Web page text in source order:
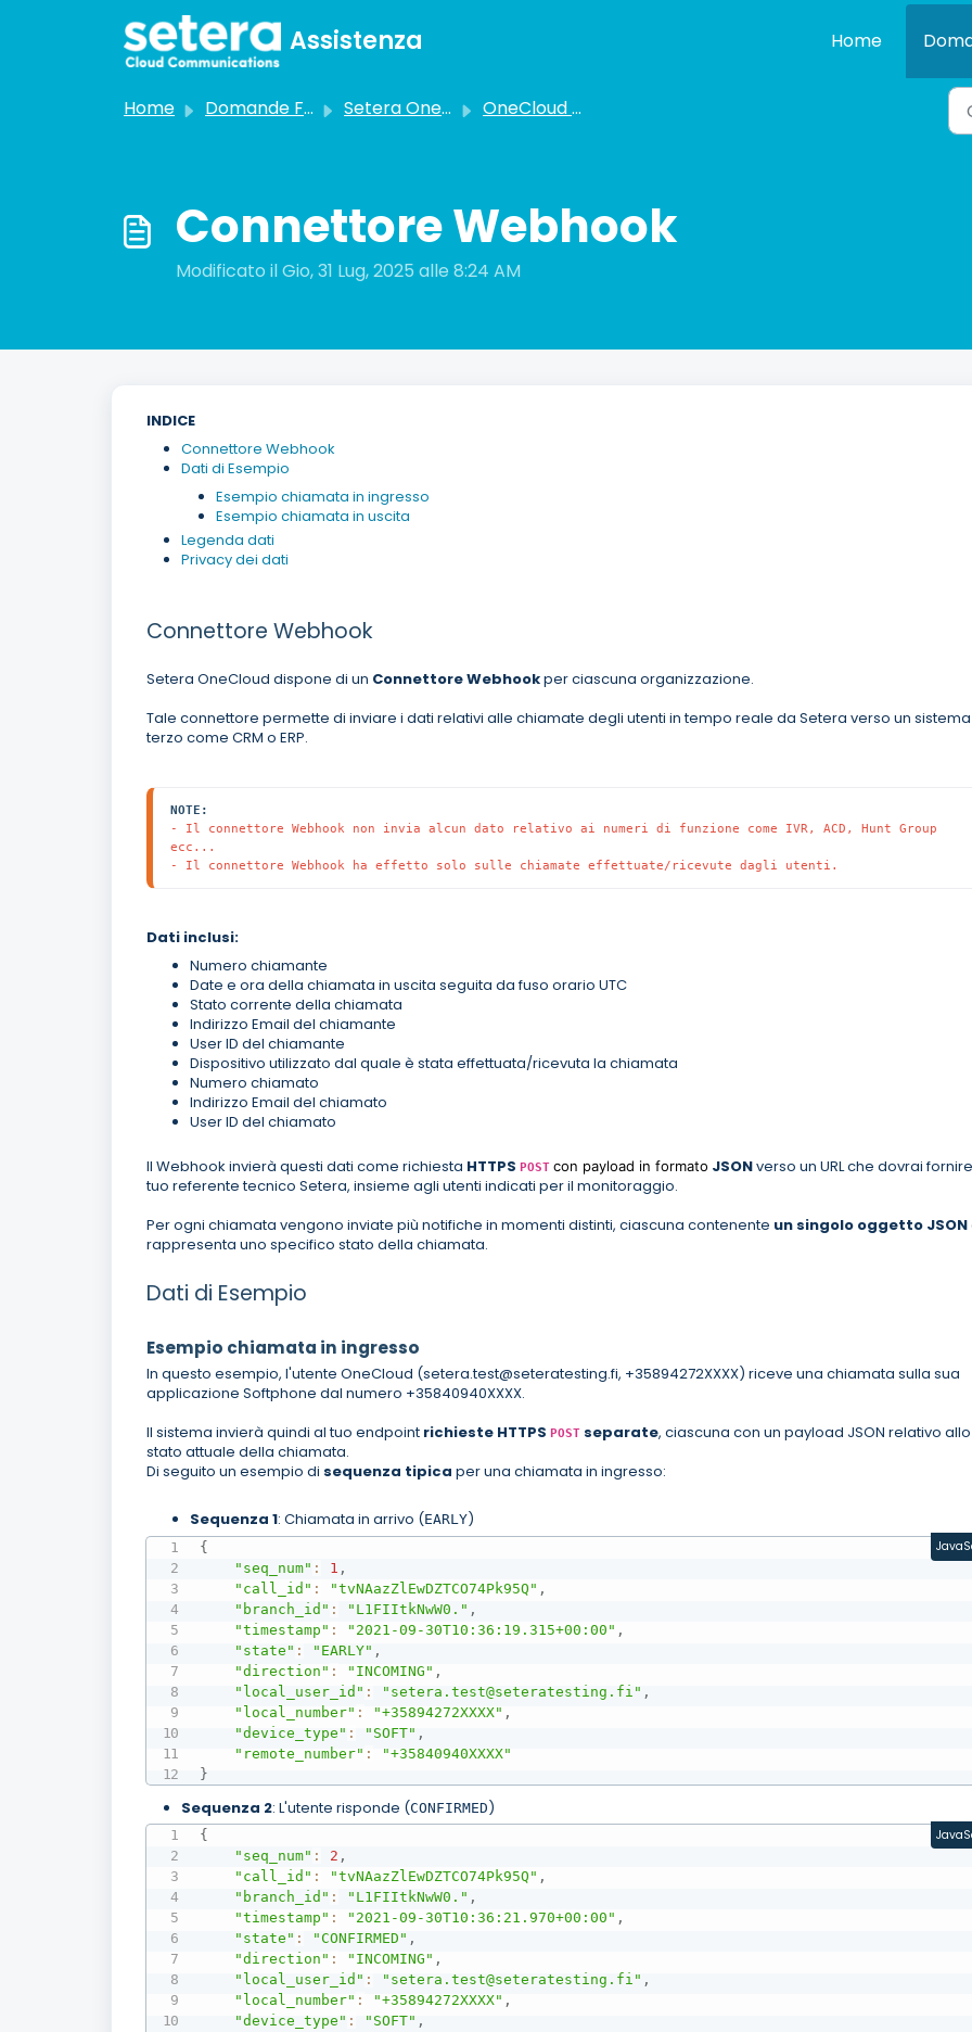
Salta al contenuto principale
Assistenza Home
Home Domande Frequenti (FAQ) Setera OneCloud OneCloud API
Connettore Webhook
Modificato il Gio, 31 Lug, 2025 alle 8:24 AM
INDICE
Connettore Webhook
Dati di Esempio
Esempio chiamata in ingresso
Esempio chiamata in uscita
Legenda dati
Privacy dei dati
Connettore Webhook
Setera OneCloud dispone di un Connettore Webhookper ciascuna organizzazione.
Tale connettore permette di inviare i dati relativi alle chiamate degli utenti in tempo reale da Setera verso un sistema
terzo come CRM o ERP.
NOTE:
- Il connettore Webhook non invia alcun dato relativo ai numeri di funzione come IVR, ACD, Hunt Group
ecc...
- Il connettore Webhook ha effetto solo sulle chiamate effettuate/ricevute dagli utenti.
Dati inclusi:
Numero chiamante
Date e ora della chiamata in uscita seguita da fuso orario UTC
Stato corrente della chiamata
Indirizzo Email del chiamante
User ID del chiamante
Dispositivo utilizzato dal quale è stata effettuata/ricevuta la chiamata
Numero chiamato
Indirizzo Email del chiamato
User ID del chiamato
Il Webhook invierà questi dati come richiesta HTTPS POST con payload in formato JSONverso un URL che dovrai
tuo referente tecnico Setera, insieme agli utenti indicati per il monitoraggio.
Per ogni chiamata vengono inviate più notifiche in momenti distinti, ciascuna contenente un singolo oggetto JSON
rappresenta uno specifico stato della chiamata.
Dati di Esempio
Esempio chiamata in ingresso
In questo esempio, l'utente OneCloud (setera.test@seteratesting.fi, +35894272XXXX) riceve una chiamata sulla sua
applicazione Softphone dal numero +35840940XXXX.
Il sistema invierà quindi al tuo endpoint richieste HTTPS POST separate, ciascuna con un payload JSON relativo allo
stato attuale della chiamata.
Di seguito un esempio di sequenza tipica per una chiamata in ingresso:
Sequenza 1: Chiamata in arrivo (EARLY)
{
"seq_num" : 1 ,
"call_id" : "tvNAazZlEwDZTCO74Pk95Q" ,
"branch_id" : "L1FIItkNwW0." ,
"timestamp" : "2021-09-30T10:36:19.315+00:00" ,
"state" : "EARLY" ,
"direction" : "INCOMING" ,
"local_user_id" : "setera.test@seteratesting.fi" ,
"local_number" : "+35894272XXXX" ,
"device_type" : "SOFT" ,
"remote_number" :
"+35840940XXXX"
}
Sequenza 2: L'utente risponde (CONFIRMED)
{
"seq_num" : 2 ,
"call_id" : "tvNAazZlEwDZTCO74Pk95Q" ,
"branch_id" : "L1FIItkNwW0." ,
"timestamp" : "2021-09-30T10:36:21.970+00:00" ,
"state" : "CONFIRMED" ,
"direction" : "INCOMING" ,
"local_user_id" : "setera.test@seteratesting.fi" ,
"local_number" : "+35894272XXXX" ,
"device_type" : "SOFT" ,